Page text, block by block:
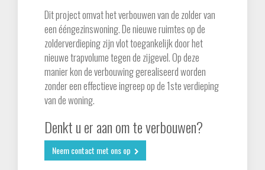
meergezinswoningen
onderwijs
zorgsector
land- en tuinbouw
Dit project omvat het verbouwen van de zolder van
een ééngezinswoning. De nieuwe ruimtes op de
zolderverdieping zijn vlot toegankelijk door het
nieuwe trapvolume tegen de zijgevel. Op deze
manier kon de verbouwing gerealiseerd worden
zonder een effectieve ingreep op de 1ste verdieping
van de woning.
Denkt u er aan om te verbouwen?
Neem contact met ons op